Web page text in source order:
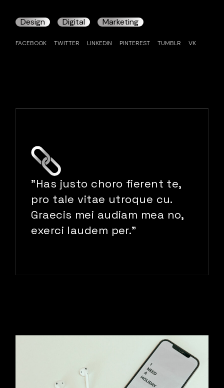
Design Digital Marketing
FACEBOOK TWITTER LINKEDIN PINTEREST TUMBLR VK
"Has justo choro fierent te,
pro tale vitae utroque cu.
Graecis mei audiam mea no,
exerci laudem per."